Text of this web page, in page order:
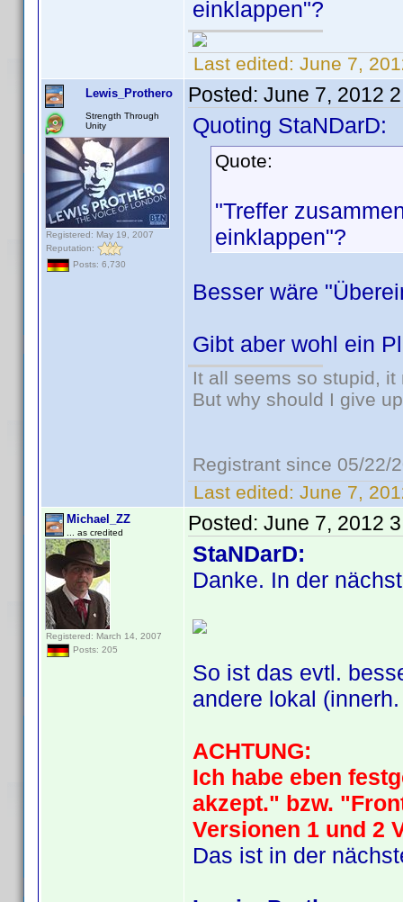
einklappen"?
Last edited: June 7,
Lewis_Prothero
Strength Through
Unity
Registered: May 19, 2007
Reputation:
Posts: 6,730
Posted: June 7, 2012
Quoting StaNDarD:
Quote:
"Treffer
einklappen"?
Besser wäre
Gibt aber wohl ein
It all seems so stupid,
But why should I give
Registrant since 05/22/
Last edited: June 7,
Michael_ZZ
... as credited
Registered: March 14, 2007
Posts: 205
Posted: June 7, 2012
StaNDarD:
Danke. In der
So ist das evtl.
andere lokal
ACHTUNG:
Ich habe eben
akzept." bzw.
Versionen 1 und 2
Das ist in der